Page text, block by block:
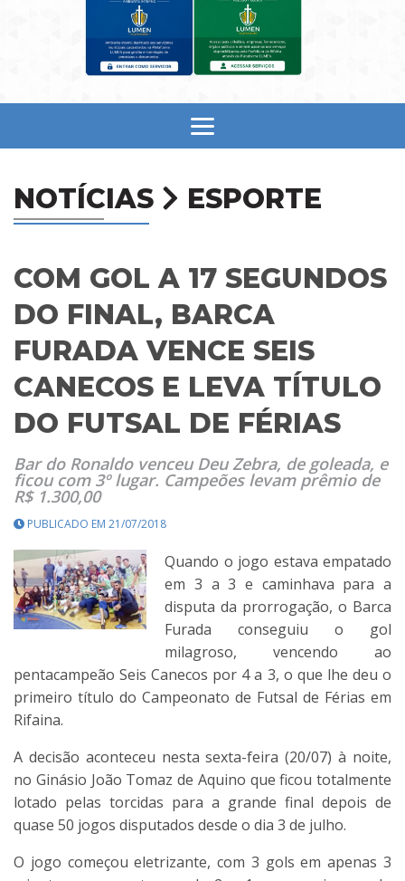
NOTÍCIAS ESPORTE
COM GOL A 17 SEGUNDOS
DO FINAL, BARCA
FURADA VENCE SEIS
CANECOS E LEVA TÍTULO
DO FUTSAL DE FÉRIAS
Bar do Ronaldo venceu Deu Zebra, de goleada, e
ficou com 3º lugar. Campeões levam prêmio de
R$ 1.300,00
PUBLICADO EM 21/07/2018
Quando o jogo estava empatado
em 3 a 3 e caminhava para a
disputa da prorrogação, o Barca
Furada conseguiu o gol
milagroso, vencendo ao
pentacampeão Seis Canecos por 4 a 3, o que lhe deu o
primeiro título do Campeonato de Futsal de Férias em
Rifaina.
A decisão aconteceu nesta sexta-feira (20/07) à noite,
no Ginásio João Tomaz de Aquino que ficou totalmente
lotado pelas torcidas para a grande final depois de
quase 50 jogos disputados desde o dia 3 de julho.
O jogo começou eletrizante, com 3 gols em apenas 3